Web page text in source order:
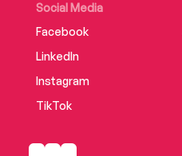
Social Media
Facebook
LinkedIn
Instagram
TikTok